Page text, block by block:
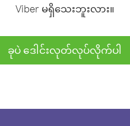
Viber မရှိသေးဘူးလား။
ခုပဲ ဒေါင်းလုတ်လုပ်လိုက်ပါ